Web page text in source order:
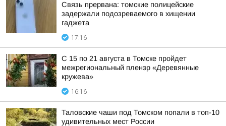
Связь прервана: томские полицейские
задержали подозреваемого в хищении
гаджета
17:16
С 15 по 21 августа в Томске пройдет
межрегиональный пленэр «Деревянные
кружева»
16:16
Таловские чаши под Томском попали в топ-10
удивительных мест России